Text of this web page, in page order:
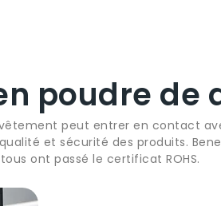
poudre
peut entrer en contact
et sécurité des produits.
ont passé le certificat ROHS.